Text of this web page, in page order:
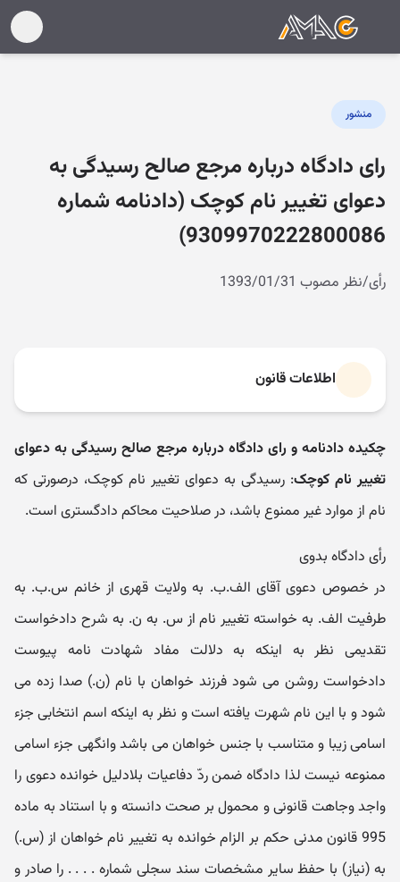
منشور
رای دادگاه درباره مرجع صالح رسیدگی به
دعوای تغییر نام کوچک (دادنامه شماره
9309970222800086)
رأی/نظر مصوب 1393/01/31
اطلاعات قانون
چکیده دادنامه و رای دادگاه درباره مرجع صالح رسیدگی به دعوای
تغییر نام کوچک: رسیدگی به دعوای تغییر نام کوچک، درصورتی که
نام از موارد غیر ممنوع باشد، در صلاحیت محاکم دادگستری است.
رأی دادگاه بدوی
در خصوص دعوی آقای الف.ب. به ولایت قهری از خانم س.ب. به
طرفیت الف. به خواسته تغییر نام از س. به ن. به شرح دادخواست
تقدیمی نظر به اینکه به دلالت مفاد شهادت نامه پیوست
دادخواست روشن می شود فرزند خواهان با نام (ن.) صدا زده می
شود و با این نام شهرت یافته است و نظر به اینکه اسم انتخابی جزء
اسامی زیبا و متناسب با جنس خواهان می باشد وانگهی جزء اسامی
ممنوعه نیست لذا دادگاه ضمن ردّ دفاعیات بلادلیل خوانده دعوی را
واجد وجاهت قانونی و محمول بر صحت دانسته و با استناد به ماده
995 قانون مدنی حکم بر الزام خوانده به تغییر نام خواهان از (س.)
به (نیاز) با حفظ سایر مشخصات سند سجلی شماره . . . . را صادر و